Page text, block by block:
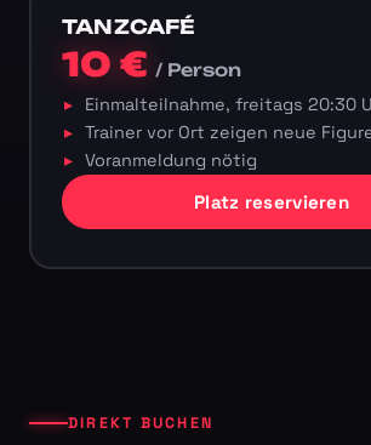
TANZCAFÉ
10 €/ Person
Einmalteilnahme, freitags 20:30
Trainer vor Ort zeigen neue
Voranmeldung nötig
Platz reservieren
DIREKT BUCHEN